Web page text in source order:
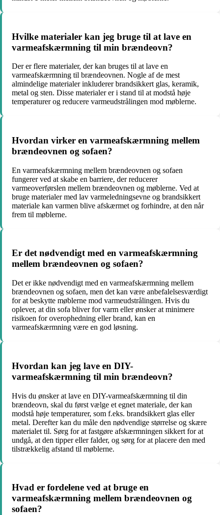
Hvilke materialer kan jeg bruge til at lave en
varmeafskærmning til min brændeovn?
Der er flere materialer, der kan bruges til at lave en
varmeafskærmning til brændeovnen. Nogle af de mest
almindelige materialer inkluderer brandsikkert glas, keramik,
metal og sten. Disse materialer er i stand til at modstå høje
temperaturer og reducere varmeudstrålingen mod møblerne.
Hvordan virker en varmeafskærmning mellem
brændeovnen og sofaen?
En varmeafskærmning mellem brændeovnen og sofaen
fungerer ved at skabe en barriere, der reducerer
varmeoverførslen mellem brændeovnen og møblerne. Ved at
bruge materialer med lav varmeledningsevne og brandsikkert
materiale kan varmen blive afskærmet og forhindre, at den når
frem til møblerne.
Er det nødvendigt med en varmeafskærmning
mellem brændeovnen og sofaen?
Det er ikke nødvendigt med en varmeafskærmning mellem
brændeovnen og sofaen, men det kan være anbefalelsesværdigt
for at beskytte møblerne mod varmeudstrålingen. Hvis du
oplever, at din sofa bliver for varm eller ønsker at minimere
risikoen for overophedning eller brand, kan en
varmeafskærmning være en god løsning.
Hvordan kan jeg lave en DIY-
varmeafskærmning til min brændeovn?
Hvis du ønsker at lave en DIY-varmeafskærmning til din
brændeovn, skal du først vælge et egnet materiale, der kan
modstå høje temperaturer, som f.eks. brandsikkert glas eller
metal. Derefter kan du måle den nødvendige størrelse og skære
materialet til. Sørg for at fastgøre afskærmningen sikkert for at
undgå, at den tipper eller falder, og sørg for at placere den med
tilstrækkelig afstand til møblerne.
Hvad er fordelene ved at bruge en
varmeafskærmning mellem brændeovnen og
sofaen?